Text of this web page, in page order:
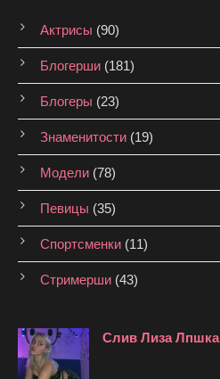
Актрисы (90)
Блогерши (181)
Блогеры (23)
Знаменитости (19)
Модели (78)
Певицы (35)
Спортсменки (11)
Стримерши (43)
Слив Лиза Лпшка